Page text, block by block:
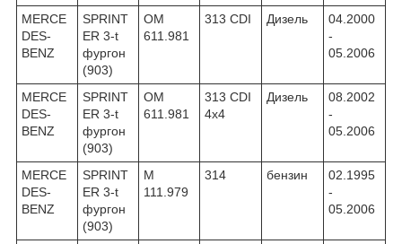
MERCE
DES-
BENZ
SPRINT
ER 3-t
фургон
(903)
OM
611.981
313 CDI Дизель
04.2000
-
05.2006
MERCE
DES-
BENZ
SPRINT
ER 3-t
фургон
(903)
OM
611.981
313 CDI
4x4
Дизель
08.2002
-
05.2006
MERCE
DES-
BENZ
SPRINT
ER 3-t
фургон
(903)
M
111.979
314 бензин
02.1995
-
05.2006